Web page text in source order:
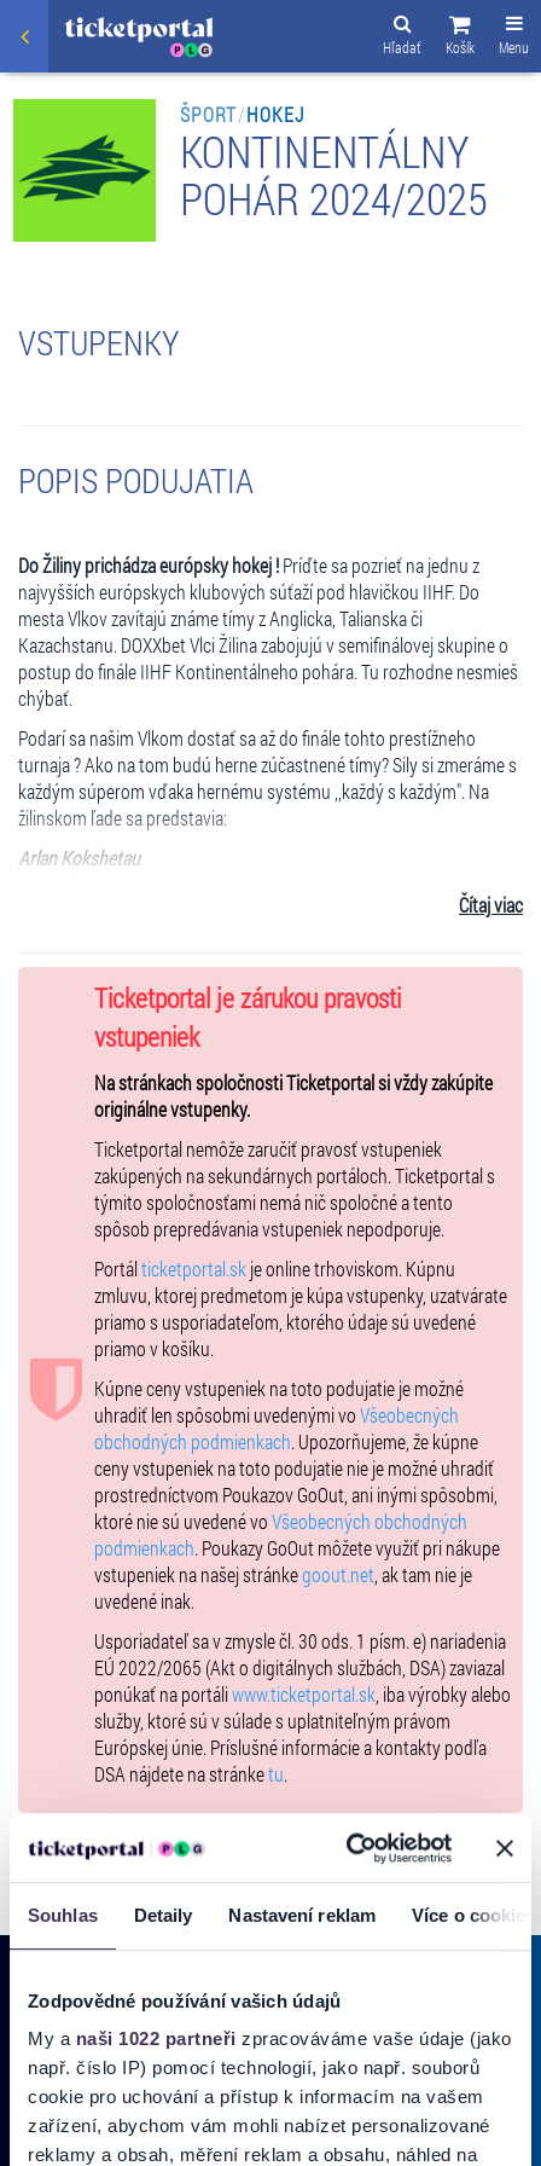
Souhlas Detaily Nastavení reklam Více o cookies
Zodpovědné používání vašich údajů
My a naši 1022 partneři zpracováváme vaše údaje (jako
např. číslo IP) pomocí technologií, jako např. souborů
cookie pro uchování a přístup k informacím na vašem
zařízení, abychom vám mohli nabízet personalizované
reklamy a obsah, měření reklam a obsahu, náhled na
Menu
Košík
Hľadať
ŠPORT/HOKEJ
KONTINENTÁLNY
POHÁR 2024/2025
VSTUPENKY
POPIS PODUJATIA
Do Žiliny prichádza európsky hokej !Príďte sa pozrieť na jednu z
najvyšších európskych klubových súťaží pod hlavičkou IIHF. Do
mesta Vlkov zavítajú známe tímy z Anglicka, Talianska či
Kazachstanu. DOXXbet Vlci Žilina zabojujú v semifinálovej skupine o
postup do finále IIHF Kontinentálneho pohára. Tu rozhodne nesmieš
chýbať.
Podarí sa našim Vlkom dostať sa až do finále tohto prestížneho
turnaja ? Ako na tom budú herne zúčastnené tímy? Sily si zmeráme s
každým súperom vďaka hernému systému ,,každý s každým". Na
žilinskom ľade sa predstavia:
Arlan Kokshetau
Klubová súťaž, ktorá v našom meste ešte nebola. Semifinálová
skupina sa do mesta Žilina presúva po prvýkrát v histórii. Buďte pri
tom s nami a poďme spoločne loviť.Rozpis zápasov je nasledovný:
PIATOK, 15.11.2024
14:00 - Cardiff Devils vs Rittner Baum
18:00 - Arlan Kokshetau vs DOXXbet Vlci Žilina
SOBOTA, 16.11.2024
13:00 - Rittner Baum vs Arlan Kokshetau
17:00 - Cardiff Devils vs DOXXbet Vlci Žilina
NEDEĽA, 17.11.2024
14:00 - Arlan Kokshetau vs Cardiff Devils
18:00 - DOXXbet Vlci Žilina vs Rittner Baum
KOMPLETNÝ CENNÍK NA ZÁPASY IIHF KONTINENTÁLNEHO
Balíková vstupenka na celý turnaj (všetky zápasy):50 €
10 €
dôchodca, ZŤP, ZŤP imobilný + sprievod:8 €
deti do 130 cm:zadarmo
* ZŤP imobilný + sprievod - platí 1 vstupenka pre 2 osoby, bez nároku
na miesto *
#silnasvorka
Brány otvárame 1 hodinu pred zápasom.
Vstupenky na podujatie je možné zakúpiť len formou Hometicket!
Čítaj viac
Ticketportal je zárukou pravosti
vstupeniek
Na stránkach spoločnosti Ticketportal si vždy zakúpite
originálne vstupenky.
Ticketportal nemôže zaručiť pravosť vstupeniek
zakúpených na sekundárnych portáloch. Ticketportal s
týmito spoločnosťami nemá nič spoločné a tento
spôsob prepredávania vstupeniek nepodporuje.
Portálticketportal.sk je online trhoviskom. Kúpnu
zmluvu, ktorej predmetom je kúpa vstupenky, uzatvárate
priamo s usporiadateľom, ktorého údaje sú uvedené
priamo v košíku.
Kúpne ceny vstupeniek na toto podujatie je možné
uhradiť len spôsobmi uvedenými voVšeobecných
obchodných podmienkach. Upozorňujeme, že kúpne
ceny vstupeniek na toto podujatie nie je možné uhradiť
prostredníctvom Poukazov GoOut, ani inými spôsobmi,
ktoré nie sú uvedené voVšeobecných obchodných
podmienkach. Poukazy GoOut môžete využiť pri nákupe
vstupeniek na našej stránkegoout.net , ak tam nie je
uvedené inak.
Usporiadateľ sa v zmysle čl. 30 ods. 1 písm. e) nariadenia
EÚ 2022/2065 (Akt o digitálnych službách, DSA) zaviazal
ponúkať na portáliwww.ticketportal.sk , iba výrobky alebo
služby, ktoré sú v súlade s uplatniteľným právom
Európskej únie. Príslušné informácie a kontakty podľa
DSA nájdete na stránketu.
PRIHLÁSIŤ SA KODBERU NOVINIEK
Pridajte sa do zoznamu odberateľov a doručte si najnovšie špeciálne
ponuky priamo do doručenej pošty.